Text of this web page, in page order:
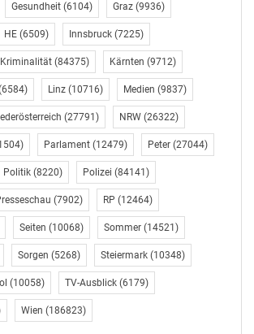
Gesundheit (6104) Graz (9936)
HE (6509) Innsbruck (7225)
Kriminalität (84375) Kärnten (9712)
Linz (10716) Medien (9837)
(27791) NRW (26322)
Parlament (12479) Peter (27044)
Politik (8220) Polizei (84141)
(7902) RP (12464)
Seiten (10068) Sommer (14521)
Sorgen (5268) Steiermark (10348)
(10058) TV-Ausblick (6179)
Wien (186823)